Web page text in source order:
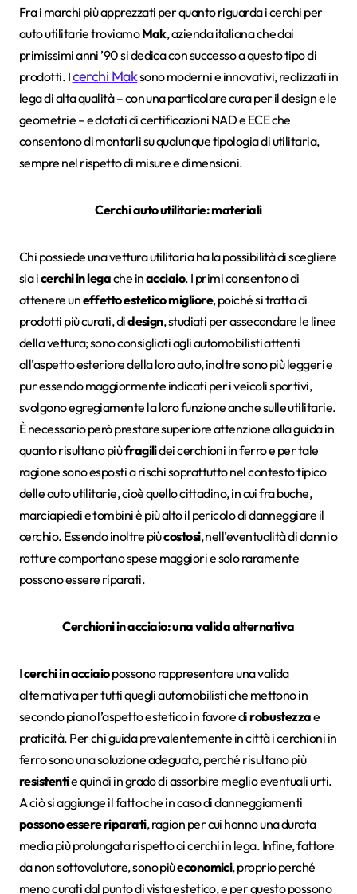
Fra i marchi più apprezzati per quanto riguarda i cerchi per
auto utilitarie troviamoMak, azienda italiana che dai
primissimi anni ’90 si dedica con successo a questo tipo di
prodotti. Icerchi Maksono moderni e innovativi, realizzati in
lega di alta qualità – con una particolare cura per il design e le
geometrie – e dotati di certificazioni NAD e ECE che
consentono di montarli su qualunque tipologia di utilitaria,
sempre nel rispetto di misure e dimensioni.
Cerchi auto utilitarie: materiali
Chi possiede una vettura utilitaria ha la possibilità di scegliere
sia icerchi in legache inacciaio. I primi consentono di
ottenere uneffetto estetico migliore, poiché si tratta di
prodotti più curati, didesign, studiati per assecondare le linee
della vettura; sono consigliati agli automobilisti attenti
all’aspetto esteriore della loro auto, inoltre sono più leggeri e
pur essendo maggiormente indicati per i veicoli sportivi,
svolgono egregiamente la loro funzione anche sulle utilitarie.
È necessario però prestare superiore attenzione alla guida in
quanto risultano piùfragilidei cerchioni in ferro e per tale
ragione sono esposti a rischi soprattutto nel contesto tipico
delle auto utilitarie, cioè quello cittadino, in cui fra buche,
marciapiedi e tombini è più alto il pericolo di danneggiare il
cerchio. Essendo inoltre piùcostosi, nell’eventualità di danni o
rotture comportano spese maggiori e solo raramente
possono essere riparati.
Cerchioni in acciaio: una valida alternativa
Icerchi in acciaiopossono rappresentare una valida
alternativa per tutti quegli automobilisti che mettono in
secondo piano l’aspetto estetico in favore dirobustezzae
praticità. Per chi guida prevalentemente in città i cerchioni in
ferro sono una soluzione adeguata, perché risultano più
resistentie quindi in grado di assorbire meglio eventuali urti.
A ciò si aggiunge il fatto che in caso di danneggiamenti
possono essere riparati, ragion per cui hanno una durata
media più prolungata rispetto ai cerchi in lega. Infine, fattore
da non sottovalutare, sono piùeconomici, proprio perché
meno curati dal punto di vista estetico, e per questo possono